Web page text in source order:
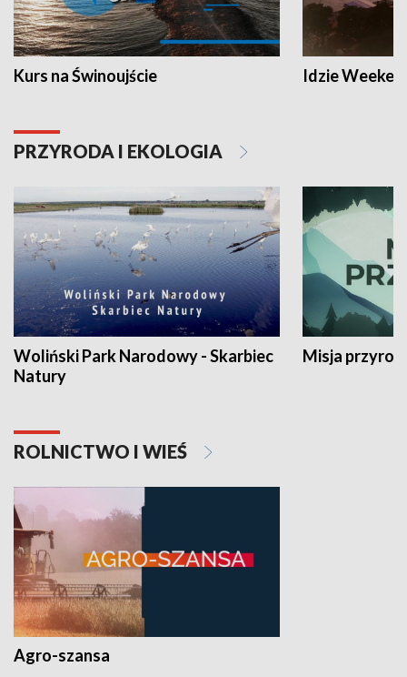
Kurs na Świnoujście Idzie
PRZYRODA I EKOLOGIA
Woliński Park Narodowy - Skarbiec
Natury
Misja
ROLNICTWO I WIEŚ
Agro-szansa